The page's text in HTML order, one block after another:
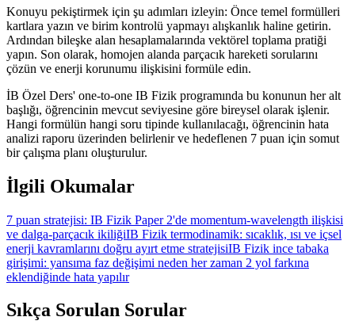
Konuyu pekiştirmek için şu adımları izleyin: Önce temel formülleri
kartlara yazın ve birim kontrolü yapmayı alışkanlık haline getirin.
Ardından bileşke alan hesaplamalarında vektörel toplama pratiği
yapın. Son olarak, homojen alanda parçacık hareketi sorularını
çözün ve enerji korunumu ilişkisini formüle edin.
İB Özel Ders' one-to-one IB Fizik programında bu konunun her alt
başlığı, öğrencinin mevcut seviyesine göre bireysel olarak işlenir.
Hangi formülün hangi soru tipinde kullanılacağı, öğrencinin hata
analizi raporu üzerinden belirlenir ve hedeflenen 7 puan için somut
bir çalışma planı oluşturulur.
İlgili Okumalar
7 puan stratejisi: IB Fizik Paper 2'de momentum-wavelength ilişkisi
ve dalga-parçacık ikiliğiIB Fizik termodinamik: sıcaklık, ısı ve içsel
enerji kavramlarını doğru ayırt etme stratejisiIB Fizik ince tabaka
girişimi: yansıma faz değişimi neden her zaman 2 yol farkına
eklendiğinde hata yapılır
Sıkça Sorulan Sorular